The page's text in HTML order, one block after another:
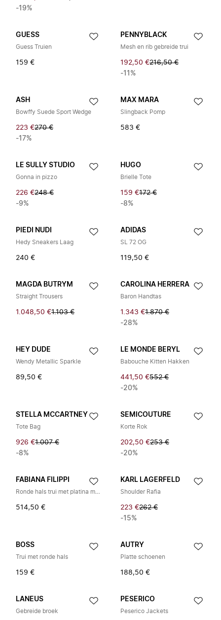
-19%
GUESS
Guess Truien
159 €
PENNYBLACK
Mesh en rib gebreide trui
192,50 €216,50 €
-11%
ASH
Bowffy Suede Sport Wedge
223 €270 €
-17%
MAX MARA
Slingback Pomp
583 €
LE SULLY STUDIO
Gonna in pizzo
226 €248 €
-9%
HUGO
Brielle Tote
159 €172 €
-8%
PIEDI NUDI
Hedy Sneakers Laag
240 €
ADIDAS
SL 72 OG
119,50 €
MAGDA BUTRYM
Straight Trousers
1.048,50 €1.103 €
CAROLINA HERRERA
Baron Handtas
1.343 €1.870 €
-28%
HEY DUDE
Wendy Metallic Sparkle
89,50 €
LE MONDE BERYL
Babouche Kitten Hakken
441,50 €552 €
-20%
STELLA MCCARTNEY
Tote Bag
926 €1.007 €
-8%
SEMICOUTURE
Korte Rok
202,50 €253 €
-20%
FABIANA FILIPPI
Ronde hals trui met platina mohair & micro pailletten
514,50 €
KARL LAGERFELD
Shoulder Rafia
223 €262 €
-15%
BOSS
Trui met ronde hals
159 €
AUTRY
Platte schoenen
188,50 €
LANEUS
Gebreide broek
PESERICO
Peserico Jackets